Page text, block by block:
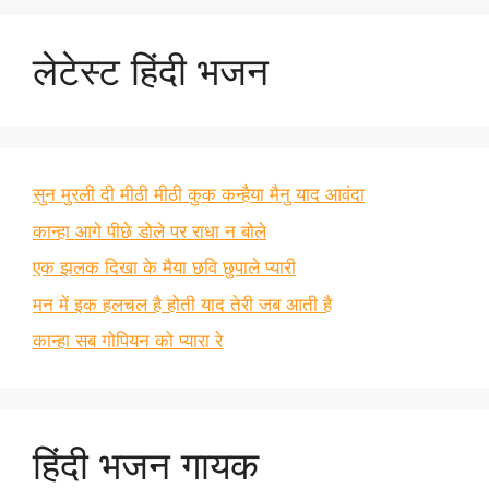
लेटेस्ट हिंदी भजन
सुन मुरली दी मीठी मीठी कुक कन्हैया मैनु याद आवंदा
कान्हा आगे पीछे डोले पर राधा न बोले
एक झलक दिखा के मैया छवि छुपाले प्यारी
मन में इक हलचल है होती याद तेरी जब आती है
कान्हा सब गोपियन को प्यारा रे
हिंदी भजन गायक